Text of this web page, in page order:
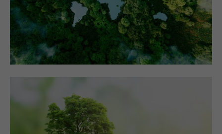
Aenean commodo ligula eget dolor. Aenean
massa. Cum sociis natoque penatibus et magnis
dis parturient montes, nascetur ridiculus mus.
Donec quam felis, ultricies nec.